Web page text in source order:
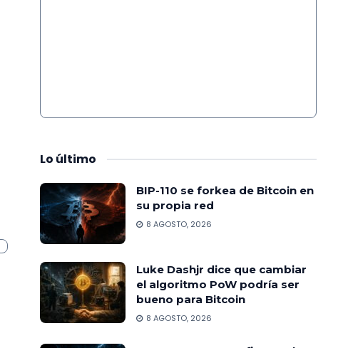
Lo último
BIP-110 se forkea de Bitcoin en
su propia red
8 AGOSTO, 2026
Luke Dashjr dice que cambiar
el algoritmo PoW podría ser
bueno para Bitcoin
8 AGOSTO, 2026